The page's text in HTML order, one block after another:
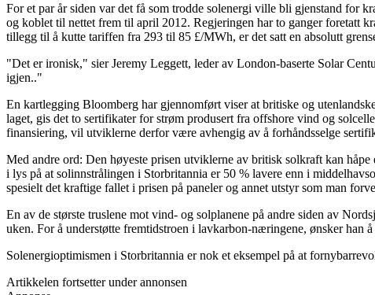
For et par år siden var det få som trodde solenergi ville bli gjenstand for
og koblet til nettet frem til april 2012. Regjeringen har to ganger foretatt
tillegg til å kutte tariffen fra 293 til 85 £/MWh, er det satt en absolutt
"Det er ironisk," sier Jeremy Leggett, leder av London-baserte Solar
igjen.."
En kartlegging Bloomberg har gjennomført viser at britiske og
laget, gis det to sertifikater for strøm produsert fra offshore vind og
finansiering, vil utviklerne derfor være avhengig av å forhåndsselge
Med andre ord: Den høyeste prisen utviklerne av britisk solkraft kan
i lys på at solinnstrålingen i Storbritannia er 50 % lavere enn i
spesielt det kraftige fallet i prisen på paneler og annet utstyr som man
En av de største truslene mot vind- og solplanene på andre siden av
uken. For å understøtte fremtidstroen i lavkarbon-næringene, ønsker han
Solenergioptimismen i Storbritannia er nok et eksempel på at
Artikkelen fortsetter under annonsen